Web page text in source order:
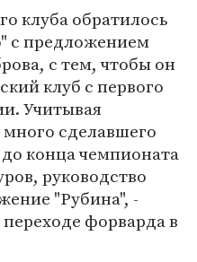
клуба обратилось
с предложением
с тем, чтобы он
клуб с первого
Учитывая
сделавшего
конца чемпионата
руководство
"Рубина", -
форварда в